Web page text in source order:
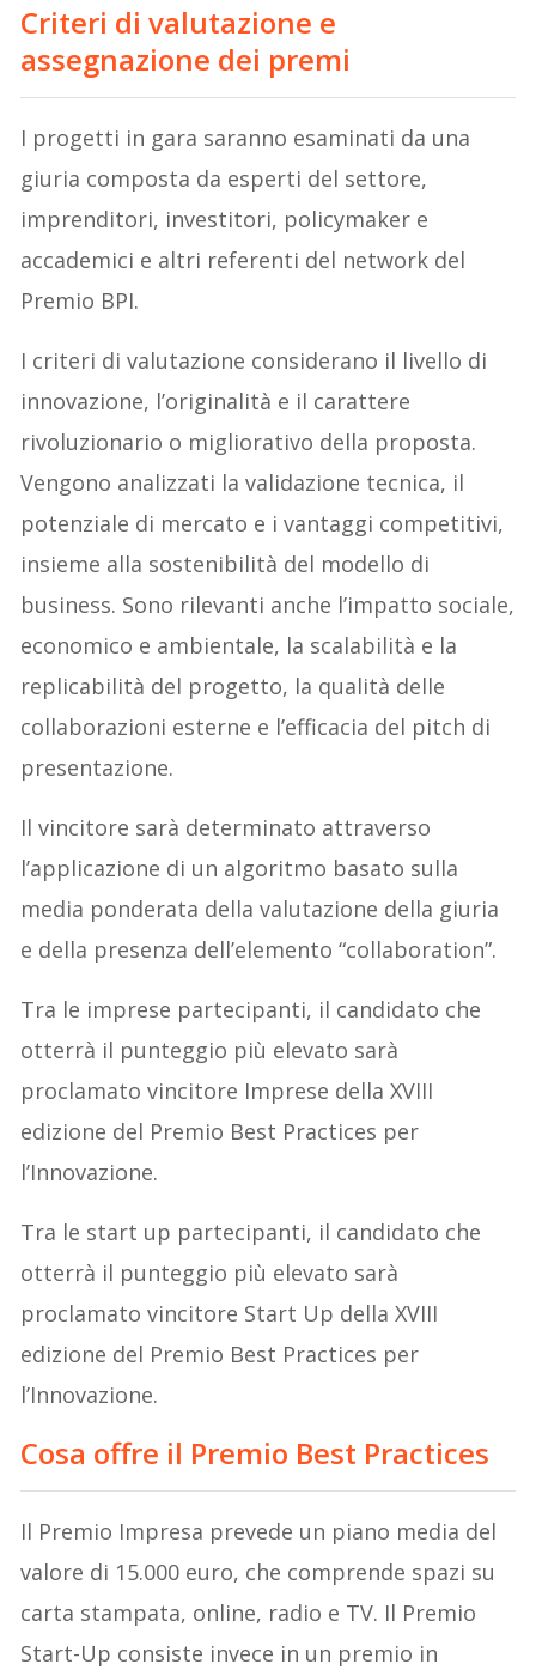
Criteri di valutazione e
assegnazione dei premi
I progetti in gara saranno esaminati da una
giuria composta da esperti del settore,
imprenditori, investitori, policymaker e
accademici e altri referenti del network del
Premio BPI.
I criteri di valutazione considerano il livello di
innovazione, l’originalità e il carattere
rivoluzionario o migliorativo della proposta.
Vengono analizzati la validazione tecnica, il
potenziale di mercato e i vantaggi competitivi,
insieme alla sostenibilità del modello di
business. Sono rilevanti anche l’impatto sociale,
economico e ambientale, la scalabilità e la
replicabilità del progetto, la qualità delle
collaborazioni esterne e l’efficacia del pitch di
presentazione.
Il vincitore sarà determinato attraverso
l’applicazione di un algoritmo basato sulla
media ponderata della valutazione della giuria
e della presenza dell’elemento “collaboration”.
Tra le imprese partecipanti, il candidato che
otterrà il punteggio più elevato sarà
proclamato vincitore Imprese della XVIII
edizione del Premio Best Practices per
l’Innovazione.
Tra le start up partecipanti, il candidato che
otterrà il punteggio più elevato sarà
proclamato vincitore Start Up della XVIII
edizione del Premio Best Practices per
l’Innovazione.
Cosa offre il Premio Best Practices
Il Premio Impresa prevede un piano media del
valore di 15.000 euro, che comprende spazi su
carta stampata, online, radio e TV. Il Premio
Start-Up consiste invece in un premio in